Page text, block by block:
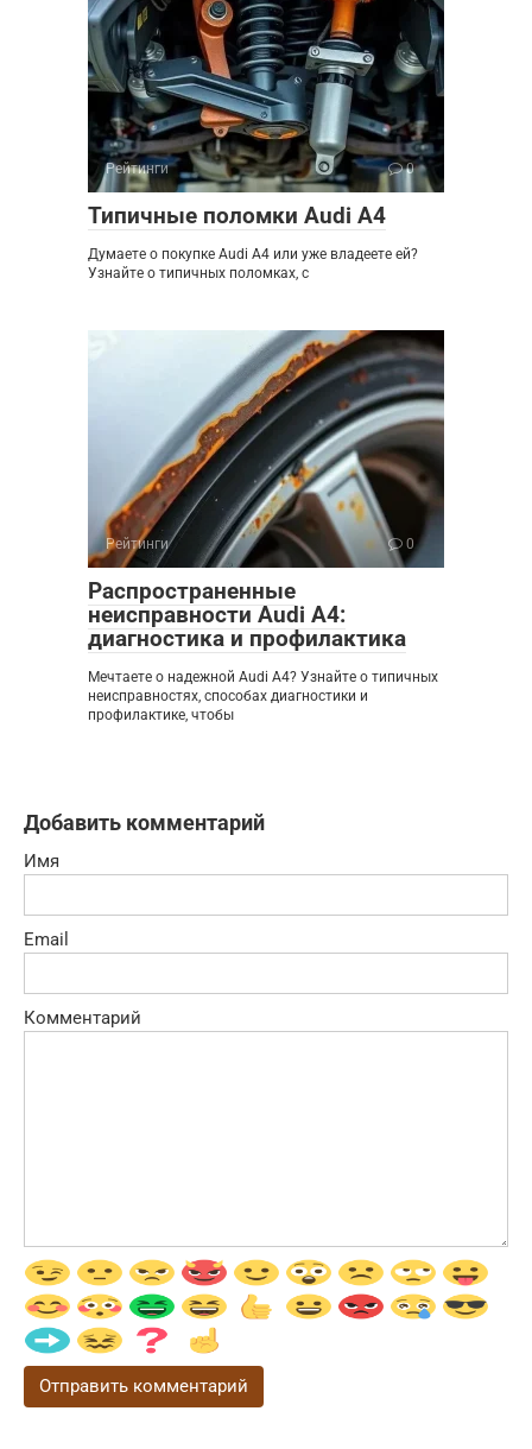
Рейтинги 0
Типичные поломки Audi A4
Думаете о покупке Audi A4 или уже владеете ей?
Узнайте о типичных поломках, с
Рейтинги 0
Распространенные
неисправности Audi A4:
диагностика и профилактика
Мечтаете о надежной Audi A4? Узнайте о типичных
неисправностях, способах диагностики и
профилактике, чтобы
Добавить комментарий
Имя
Email
Комментарий